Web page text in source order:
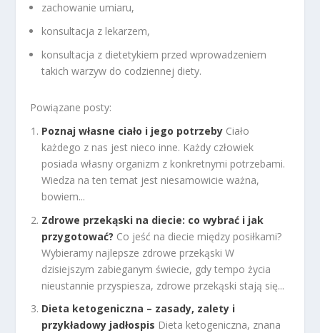
zachowanie umiaru,
konsultacja z lekarzem,
konsultacja z dietetykiem przed wprowadzeniem
takich warzyw do codziennej diety.
Powiązane posty:
Poznaj własne ciało i jego potrzeby Ciało
każdego z nas jest nieco inne. Każdy człowiek
posiada własny organizm z konkretnymi potrzebami.
Wiedza na ten temat jest niesamowicie ważna,
bowiem...
Zdrowe przekąski na diecie: co wybrać i jak
przygotować? Co jeść na diecie między posiłkami?
Wybieramy najlepsze zdrowe przekąski W
dzisiejszym zabieganym świecie, gdy tempo życia
nieustannie przyspiesza, zdrowe przekąski stają się...
Dieta ketogeniczna – zasady, zalety i
przykładowy jadłospis Dieta ketogeniczna, znana